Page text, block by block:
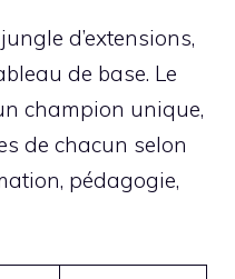
d’extensions,
de base. Le
champion unique,
de chacun selon
pédagogie,